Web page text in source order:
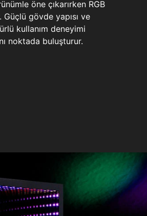
öne çıkarırken RGB
gövde yapısı ve
kullanım deneyimi
noktada buluşturur.